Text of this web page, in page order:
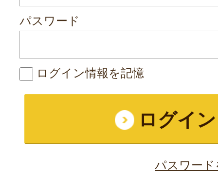
パスワード
ログイン情報を記憶
パスワー